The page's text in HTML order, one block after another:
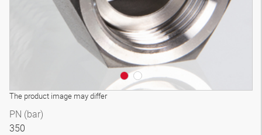
The product image may differ
PN (bar)
350